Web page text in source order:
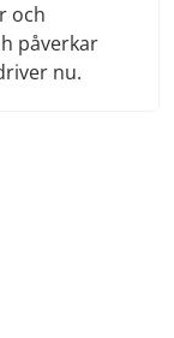
och
påverkar
nu.